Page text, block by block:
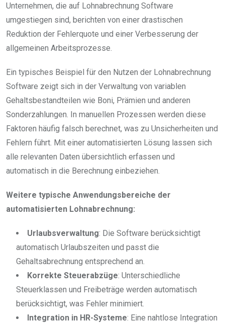
Unternehmen, die auf Lohnabrechnung Software
umgestiegen sind, berichten von einer drastischen
Reduktion der Fehlerquote und einer Verbesserung der
allgemeinen Arbeitsprozesse.
Ein typisches Beispiel für den Nutzen der Lohnabrechnung
Software zeigt sich in der Verwaltung von variablen
Gehaltsbestandteilen wie Boni, Prämien und anderen
Sonderzahlungen. In manuellen Prozessen werden diese
Faktoren häufig falsch berechnet, was zu Unsicherheiten und
Fehlern führt. Mit einer automatisierten Lösung lassen sich
alle relevanten Daten übersichtlich erfassen und
automatisch in die Berechnung einbeziehen.
Weitere typische Anwendungsbereiche der
automatisierten Lohnabrechnung:
Urlaubsverwaltung: Die Software berücksichtigt
automatisch Urlaubszeiten und passt die
Gehaltsabrechnung entsprechend an.
Korrekte Steuerabzüge: Unterschiedliche
Steuerklassen und Freibeträge werden automatisch
berücksichtigt, was Fehler minimiert.
Integration in HR-Systeme: Eine nahtlose Integration